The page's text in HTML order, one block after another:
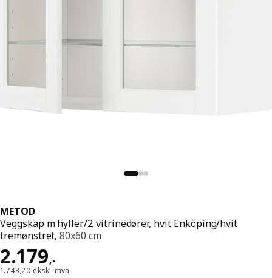
METOD
Veggskap m hyller/2 vitrinedører, hvit Enköping/hvit
tremønstret,80x60 cm
2.179,-
Pris 2179,-
1.743,20 ekskl. mva